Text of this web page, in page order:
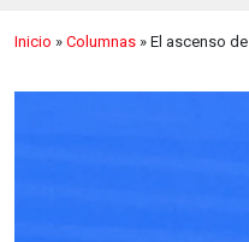
Inicio » Columnas » El ascenso